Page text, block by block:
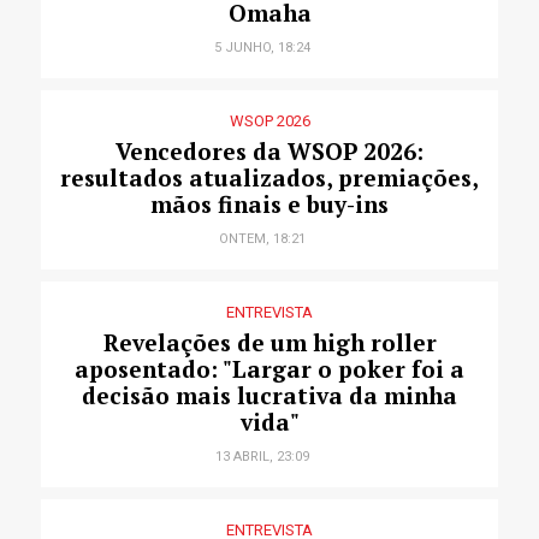
Omaha
5 JUNHO, 18:24
WSOP 2026
Vencedores da WSOP 2026:
resultados atualizados, premiações,
mãos finais e buy-ins
ONTEM, 18:21
ENTREVISTA
Revelações de um high roller
aposentado: "Largar o poker foi a
decisão mais lucrativa da minha
vida"
13 ABRIL, 23:09
ENTREVISTA